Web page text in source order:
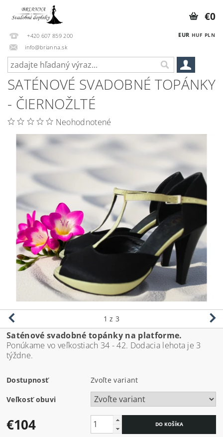
+420 607 859 200
info@brianna.sk
EUR HUF PLN
€0
SATÉNOVÉ SVADOBNÉ TOPÁNKY
- ČIERNOŽLTÉ
Neohodnotené
1 z 3
Saténové svadobné topánky na platforme.
Ponúkame vo veľkostiach 34 - 42. Dodacia lehota je 3
týždne.
Dostupnosť Zvoľte variant
Veľkosť obuvi
€104